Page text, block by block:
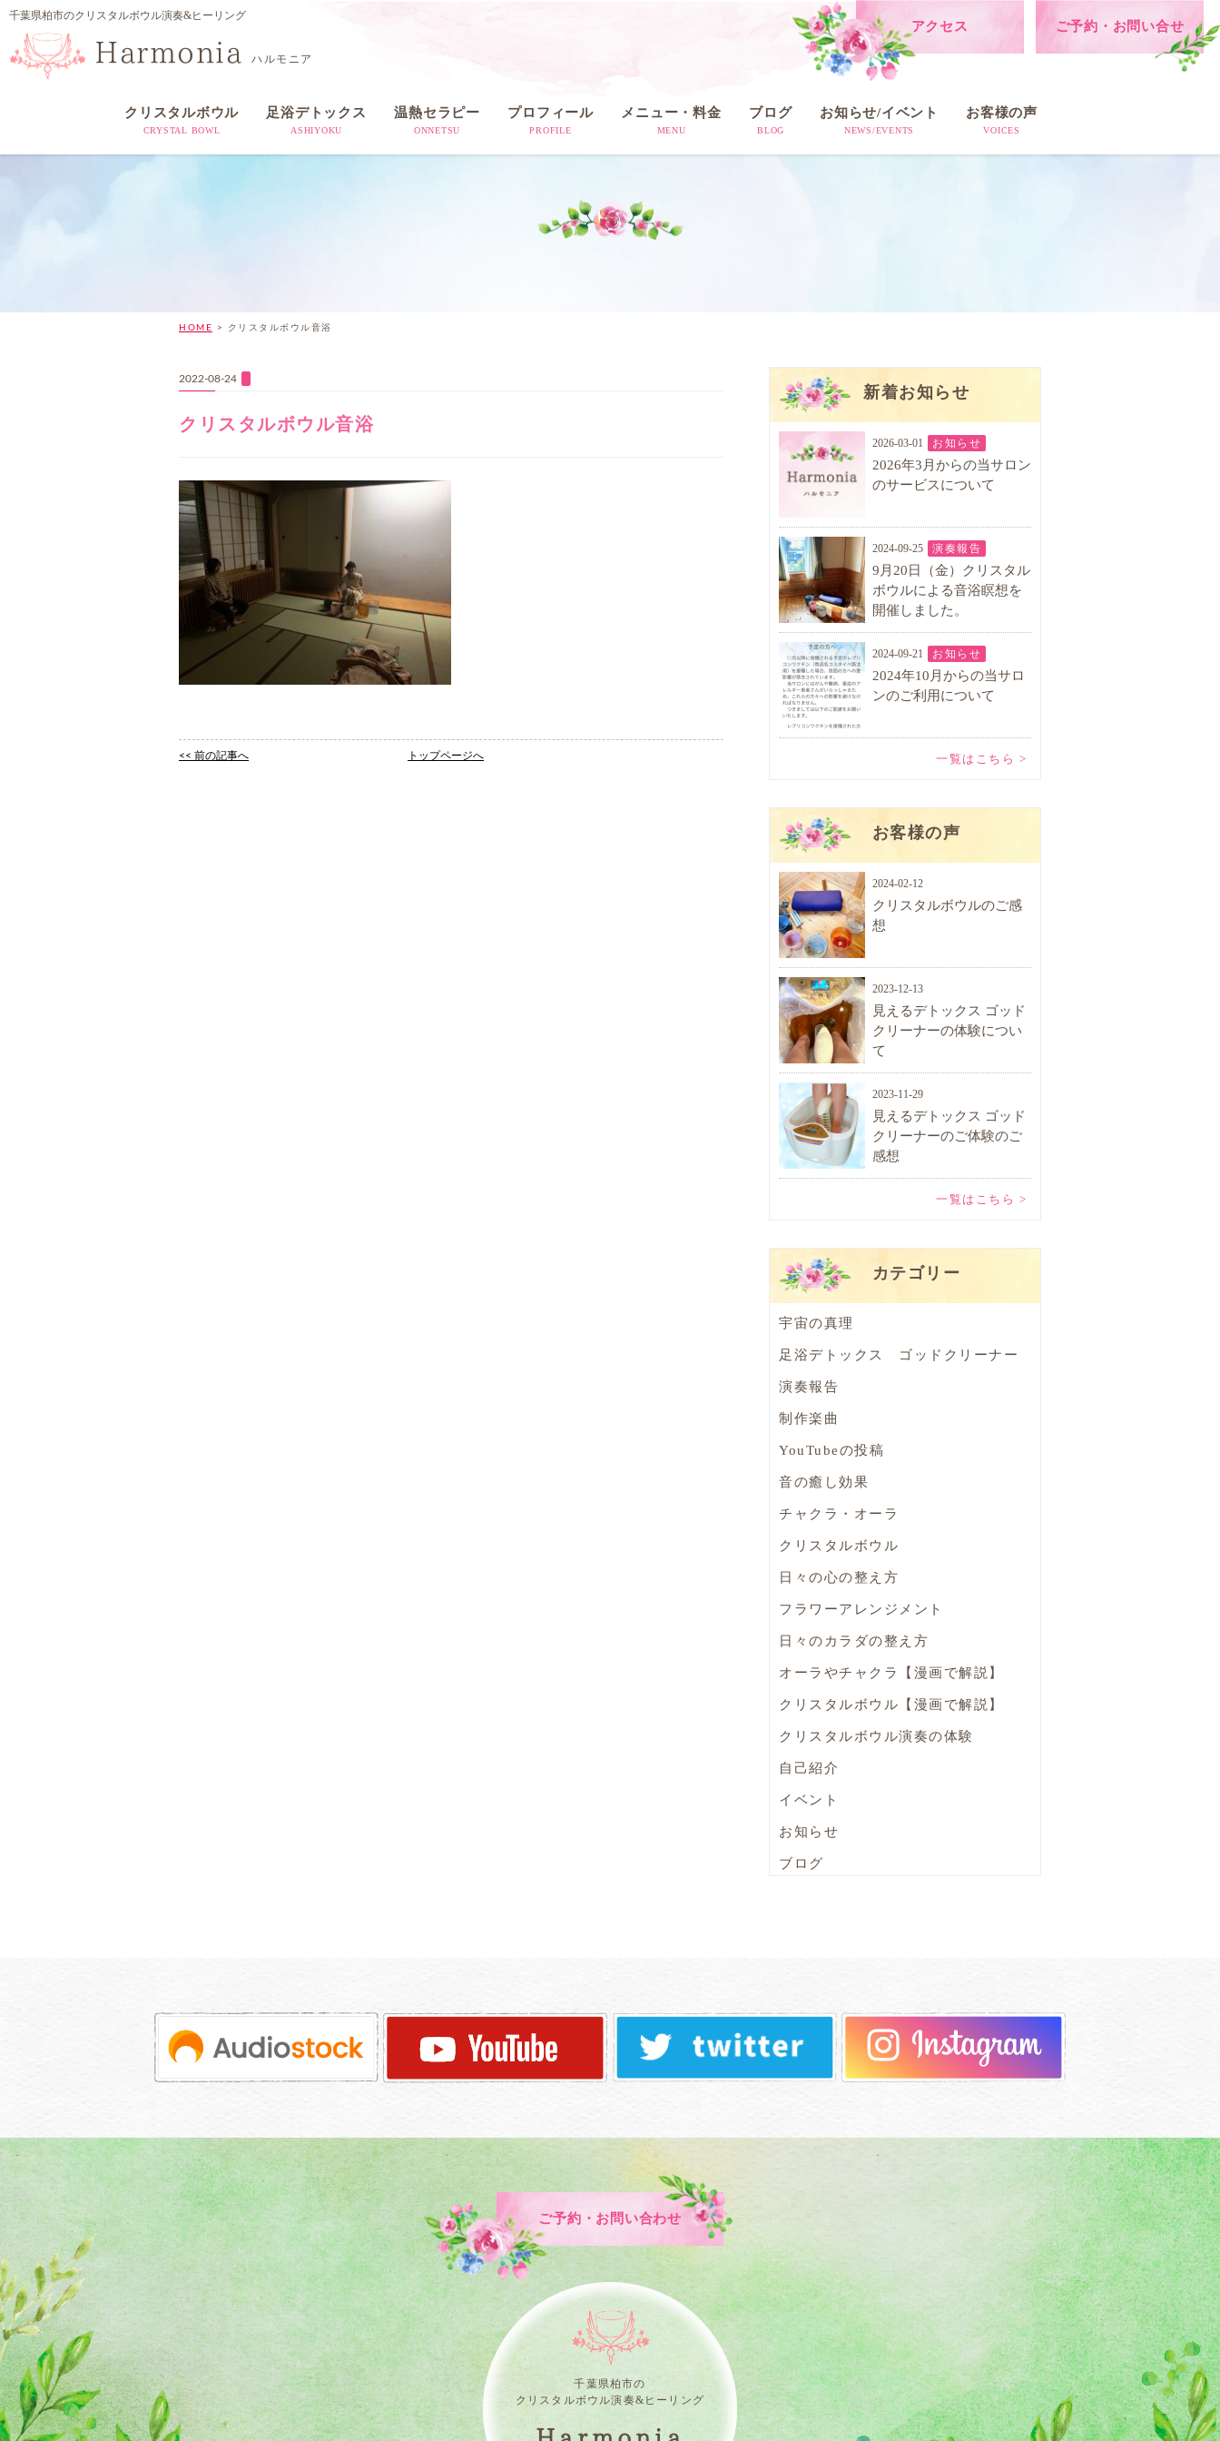
千葉県柏市のクリスタルボウル演奏&ヒーリング
Harmonia ハルモニア
アクセス ご予約・お問い合せ
クリスタルボウル
CRYSTAL BOWL
足浴デトックス
ASHIYOKU
温熱セラピー
ONNETSU
プロフィール
PROFILE
メニュー・料金
MENU
ブログ
BLOG
お知らせ/イベント
NEWS/EVENTS
お客様の声
VOICES
HOME > クリスタルボウル音浴
2022-08-24
クリスタルボウル音浴
<< 前の記事へ トップページへ
新着お知らせ
2026-03-01 お知らせ
2026年3月からの当サロン
のサービスについて
2024-09-25 演奏報告
9月20日（金）クリスタル
ボウルによる音浴瞑想を
開催しました。
2024-09-21 お知らせ
2024年10月からの当サロ
ンのご利用について
一覧はこちら >
お客様の声
2024-02-12
クリスタルボウルのご感
想
2023-12-13
見えるデトックス ゴッド
クリーナーの体験につい
て
2023-11-29
見えるデトックス ゴッド
クリーナーのご体験のご
感想
一覧はこちら >
カテゴリー
宇宙の真理
足浴デトックス ゴッドクリーナー
演奏報告
制作楽曲
YouTubeの投稿
音の癒し効果
チャクラ・オーラ
クリスタルボウル
日々の心の整え方
フラワーアレンジメント
日々のカラダの整え方
オーラやチャクラ【漫画で解説】
クリスタルボウル【漫画で解説】
クリスタルボウル演奏の体験
自己紹介
イベント
お知らせ
ブログ
ご予約・お問い合わせ
千葉県柏市の
クリスタルボウル演奏&ヒーリング